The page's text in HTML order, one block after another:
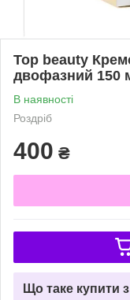
Top beauty
двофазний 150
В наявності
Роздріб
400 ₴
Що таке купити